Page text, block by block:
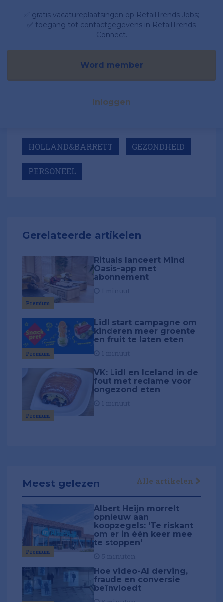
✅ gratis vacatureplaatsingen op RetailTrends Jobs;
✅ toegang tot contactgegevens in RetailTrends
Connect.
Word member
Inloggen
HOLLAND&BARRETT GEZONDHEID
PERSONEEL
Gerelateerde artikelen
Premium
Rituals lanceert Mind
Oasis-app met
abonnement
Premium
Lidl start campagne om
kinderen meer groente
en fruit te laten eten
Premium
VK: Lidl en Iceland in de
fout met reclame voor
ongezond eten
Meest gelezen Alle artikelen
Premium
Albert Heijn morrelt
opnieuw aan
koopzegels: 'Te riskant
om er in één keer mee
te stoppen'
Hoe video-AI derving,
fraude en conversie
beïnvloedt